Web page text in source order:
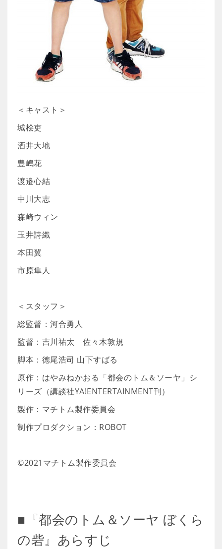
＜キャスト＞
城桧吏
酒井大地
豊嶋花
渡邉心結
中川大志
森崎ウィン
玉井詩織
本田翼
市原隼人
＜スタッフ＞
総監督：河合勇人
監督：吉川祐太 佐々木敦規
脚本：徳尾浩司 山下すばる
原作：はやみねかおる「都会のトム＆ソーヤ」シ
リーズ（講談社YA!ENTERTAINMENT刊）
製作：マチトム製作委員会
制作プロダクション：ROBOT
©2021マチトム製作委員会
■『都会のトム＆ソーヤ ぼくら
の砦』あらすじ